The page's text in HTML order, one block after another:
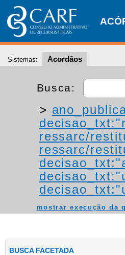
Sistemas: Acordãos
Busca:
>
ressarc/
ressarc/
mostrar execução da
BUSCA FACETADA